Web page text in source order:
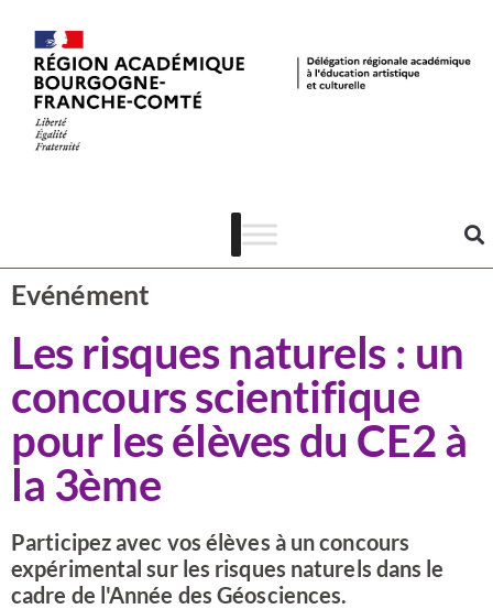
Evénément
Les risques naturels : un
concours scientifique
pour les élèves du CE2 à
la 3ème
Participez avec vos élèves à un concours
expérimental sur les risques naturels dans le
cadre de l'Année des Géosciences.